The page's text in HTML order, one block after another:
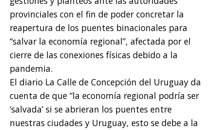
provinciales con el fin de poder concretar la
reapertura de los puentes binacionales para
“salvar la economía regional”, afectada por el
cierre de las conexiones físicas debido a la
pandemia.
El diario La Calle de Concepción del Uruguay da
cuenta de que “la economía regional podría ser
‘salvada’ si se abrieran los puentes entre
nuestras ciudades y Uruguay, esto se debe a la